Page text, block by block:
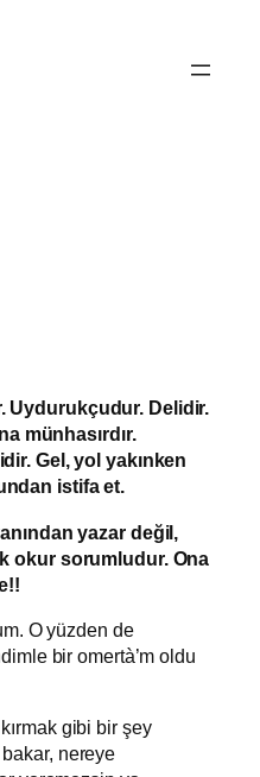
Uydurukçudur. Delidir.
münhasırdır.
Gel, yol yakınken
istifa et.
yazar değil,
okur sorumludur. Ona
O yüzden de
bir omertà’m oldu
gibi bir şey
nereye